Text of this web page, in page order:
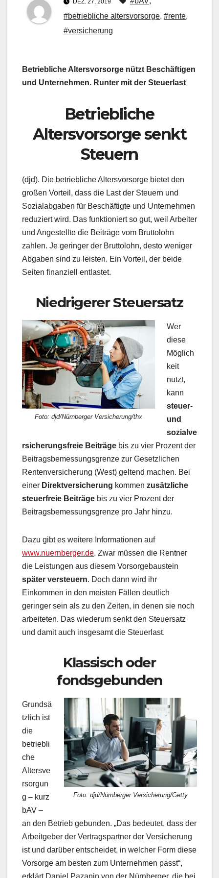
DEZ. 27, 2019
#betriebliche altersvorsorge, #rente,
#versicherung
Betriebliche Altersvorsorge nützt Beschäftigen
und Unternehmen. Runter mit der Steuerlast
Betriebliche
Altersvorsorge senkt
Steuern
(djd). Die betriebliche Altersvorsorge bietet den
großen Vorteil, dass die Last der Steuern und
Sozialabgaben für Beschäftigte und Unternehmen
reduziert wird. Das funktioniert so gut, weil Arbeiter
und Angestellte die Beiträge vom Bruttolohn
zahlen. Je geringer der Bruttolohn, desto weniger
Abgaben sind zu leisten. Ein Vorteil, der beide
Seiten finanziell entlastet.
Niedrigerer Steuersatz
Foto: djd/Nürnberger Versicherung/thx
Wer
diese
Möglich
keit
nutzt,
kann
steuer-
und
sozialve
rsicherungsfreie Beiträge bis zu vier Prozent der
Beitragsbemessungsgrenze zur Gesetzlichen
Rentenversicherung (West) geltend machen. Bei
einer Direktversicherung kommen zusätzliche
steuerfreie Beiträge bis zu vier Prozent der
Beitragsbemessungsgrenze pro Jahr hinzu.
Dazu gibt es weitere Informationen auf
www.nuernberger.de. Zwar müssen die Rentner
die Leistungen aus diesem Vorsorgebaustein
später versteuern. Doch dann wird ihr
Einkommen in den meisten Fällen deutlich
geringer sein als zu den Zeiten, in denen sie noch
arbeiteten. Das wiederum senkt den Steuersatz
und damit auch insgesamt die Steuerlast.
Klassisch oder
fondsgebunden
Foto: djd/Nürnberger Versicherung/Getty
Grundsä
tzlich ist
die
betriebli
che
Altersve
rsorgun
g – kurz
bAV –
an den Betrieb gebunden. „Das bedeutet, dass der
Arbeitgeber der Vertragspartner der Versicherung
ist und darüber entscheidet, in welcher Form diese
Vorsorge am besten zum Unternehmen passt“,